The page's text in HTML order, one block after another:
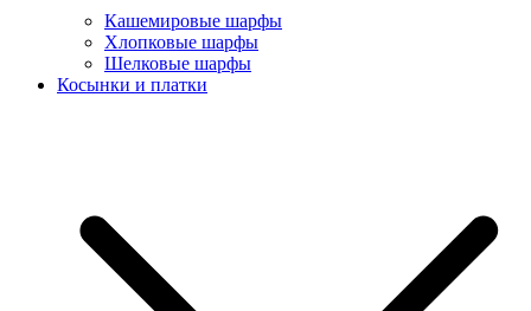
Кашемировые шарфы
Хлопковые шарфы
Шелковые шарфы
Косынки и платки